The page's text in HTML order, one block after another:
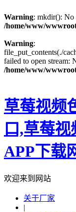
Warning: mkdir(): No
/home/www/
Warning:
file_put_contents(./
failed to open stream:
/home/www/
草莓视频
口,草莓
APP下载
欢迎来到网站
关于厂家
|